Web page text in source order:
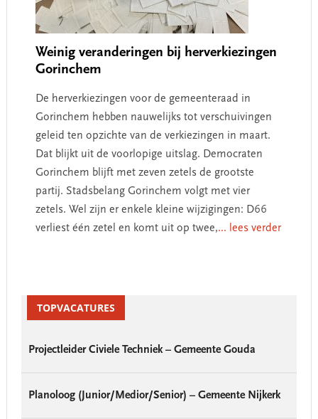
Weinig veranderingen bij herverkiezingen
Gorinchem
De herverkiezingen voor de gemeenteraad in
Gorinchem hebben nauwelijks tot verschuivingen
geleid ten opzichte van de verkiezingen in maart.
Dat blijkt uit de voorlopige uitslag. Democraten
Gorinchem blijft met zeven zetels de grootste
partij. Stadsbelang Gorinchem volgt met vier
zetels. Wel zijn er enkele kleine wijzigingen: D66
verliest één zetel en komt uit op twee,... lees verder
SidebarTOPVACATURES
Projectleider Civiele Techniek – Gemeente Gouda
Planoloog (Junior/Medior/Senior) – Gemeente Nijkerk